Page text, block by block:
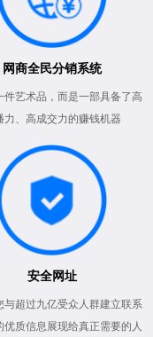
网商全民分销系统
件艺术品，而是一部具备了高
力、高成交力的赚钱机器
安全网址
与超过九亿受众人群建立联系
优质信息展现给真正需要的人